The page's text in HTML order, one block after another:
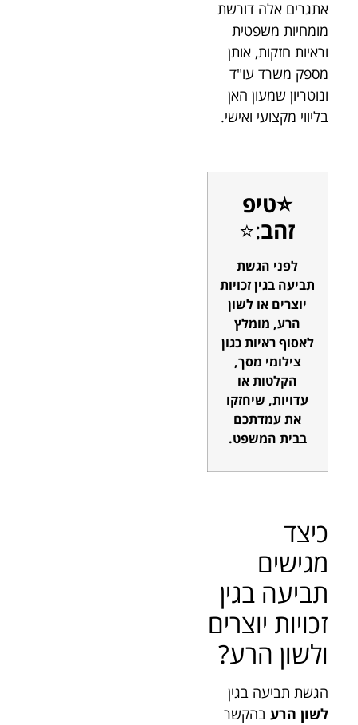
אתגרים אלה דורשת
מומחיות משפטית
וראיות חזקות, אותן
מספק משרד עו"ד
ונוטריון שמעון האן
בליווי מקצועי ואישי.
⭐טיפ
זהב:⭐
לפני הגשת
תביעה בגין זכויות
יוצרים או לשון
הרע, מומלץ
לאסוף ראיות כגון
צילומי מסך,
הקלטות או
עדויות, שיחזקו
את עמדתכם
בבית המשפט.
כיצד
מגישים
תביעה בגין
זכויות יוצרים
ולשון הרע?
הגשת תביעה בגין
לשון הרע בהקשר